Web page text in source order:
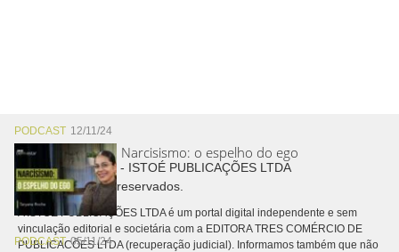
PODCAST 12/11/24
Narcisismo: o espelho do ego
PODCAST05/11/24
Copyright © 2026 - ISTOÉ PUBLICAÇÕES LTDA
Todos os direitos reservados.
A ISTOÉ PUBLICAÇÕES LTDA é um portal digital independente e sem
vinculação editorial e societária com a EDITORA TRES COMÉRCIO DE
PUBLICACÕES LTDA (recuperação judicial). Informamos também que não